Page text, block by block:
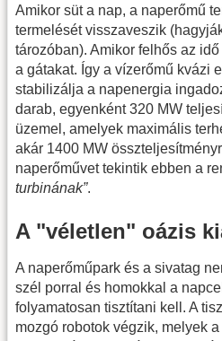
Amikor süt a nap, a naperőmű
termelését visszaveszik
tározóban). Amikor felhős az
a gátakat. Így a vízerőmű kvázi
stabilizálja a napenergia
darab, egyenként 320 MW
üzemel, amelyek maximális
akár 1400 MW
naperőművet tekintik ebben a
turbinának”.
A "véletlen" oázis
A naperőműpark és a sivatag
szél porral és homokkal a
folyamatosan tisztítani kell. A
mozgó robotok végzik, melyek